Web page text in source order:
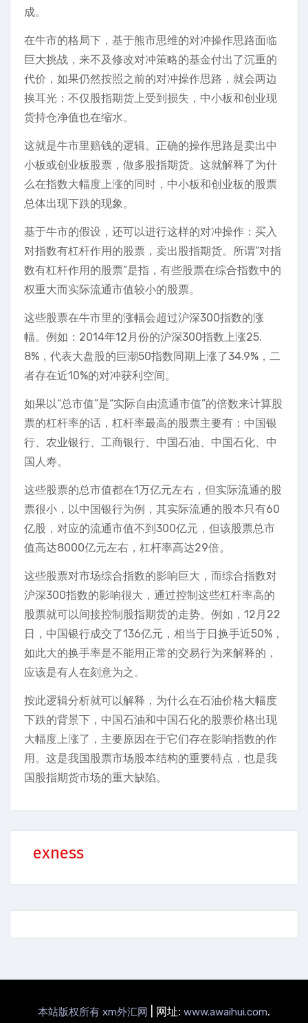
成。
在牛市的格局下，基于熊市思维的对冲操作思路面临
巨大挑战，来不及修改对冲策略的基金付出了沉重的
代价，如果仍然按照之前的对冲操作思路，就会两边
挨耳光：不仅股指期货上受到损失，中小板和创业现
货持仓净值也在缩水。
这就是牛市里赔钱的逻辑。正确的操作思路是卖出中
小板或创业板股票，做多股指期货。这就解释了为什
么在指数大幅度上涨的同时，中小板和创业板的股票
总体出现下跌的现象。
基于牛市的假设，还可以进行这样的对冲操作：买入
对指数有杠杆作用的股票，卖出股指期货。所谓“对指
数有杠杆作用的股票”是指，有些股票在综合指数中的
权重大而实际流通市值较小的股票。
这些股票在牛市里的涨幅会超过沪深300指数的涨
幅。例如：2014年12月份的沪深300指数上涨25.
8%，代表大盘股的巨潮50指数同期上涨了34.9%，二
者存在近10%的对冲获利空间。
如果以“总市值”是“实际自由流通市值”的倍数来计算股
票的杠杆率的话，杠杆率最高的股票主要有：中国银
行、农业银行、工商银行、中国石油、中国石化、中
国人寿。
这些股票的总市值都在1万亿元左右，但实际流通的股
票很小，以中国银行为例，其实际流通的股本只有60
亿股，对应的流通市值不到300亿元，但该股票总市
值高达8000亿元左右，杠杆率高达29倍。
这些股票对市场综合指数的影响巨大，而综合指数对
沪深300指数的影响很大，通过控制这些杠杆率高的
股票就可以间接控制股指期货的走势。例如，12月22
日，中国银行成交了136亿元，相当于日换手近50%，
如此大的换手率是不能用正常的交易行为来解释的，
应该是有人在刻意为之。
按此逻辑分析就可以解释，为什么在石油价格大幅度
下跌的背景下，中国石油和中国石化的股票价格出现
大幅度上涨了，主要原因在于它们存在影响指数的作
用。这是我国股票市场股本结构的重要特点，也是我
国股指期货市场的重大缺陷。
exness
本站版权所有 xm外汇网 网址: www.awaihui.com.